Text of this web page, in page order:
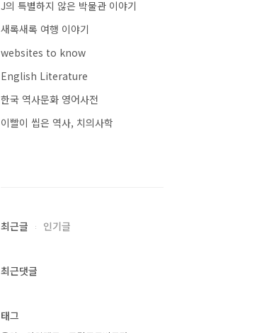
J의 특별하지 않은 박물관 이야기
새록새록 여행 이야기
websites to know
English Literature
한국 역사문화 영어사전
이빨이 씹은 역사, 치의사학
최근글 인기글
최근댓글
태그